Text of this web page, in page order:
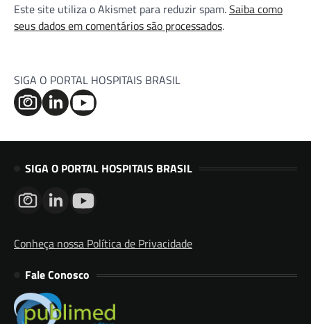
Este site utiliza o Akismet para reduzir spam.Saiba como
seus dados em comentários são processados.
SIGA O PORTAL HOSPITAIS BRASIL
SIGA O PORTAL HOSPITAIS BRASIL
Conheça nossa Política de Privacidade
Fale Conosco